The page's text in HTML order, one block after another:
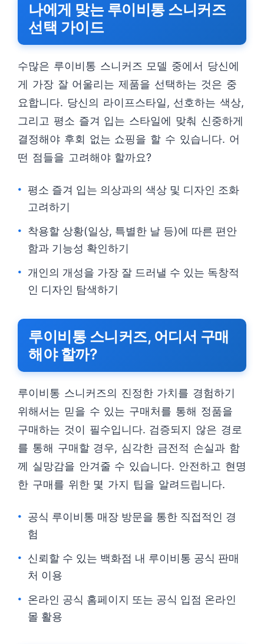
나에게 맞는 루이비통 스니커즈
선택 가이드
수많은 루이비통 스니커즈 모델 중에서 당신에
게 가장 잘 어울리는 제품을 선택하는 것은 중
요합니다. 당신의 라이프스타일, 선호하는 색상,
그리고 평소 즐겨 입는 스타일에 맞춰 신중하게
결정해야 후회 없는 쇼핑을 할 수 있습니다. 어
떤 점들을 고려해야 할까요?
평소 즐겨 입는 의상과의 색상 및 디자인 조화
고려하기
착용할 상황(일상, 특별한 날 등)에 따른 편안
함과 기능성 확인하기
개인의 개성을 가장 잘 드러낼 수 있는 독창적
인 디자인 탐색하기
루이비통 스니커즈, 어디서 구매
해야 할까?
루이비통 스니커즈의 진정한 가치를 경험하기
위해서는 믿을 수 있는 구매처를 통해 정품을
구매하는 것이 필수입니다. 검증되지 않은 경로
를 통해 구매할 경우, 심각한 금전적 손실과 함
께 실망감을 안겨줄 수 있습니다. 안전하고 현명
한 구매를 위한 몇 가지 팁을 알려드립니다.
공식 루이비통 매장 방문을 통한 직접적인 경
험
신뢰할 수 있는 백화점 내 루이비통 공식 판매
처 이용
온라인 공식 홈페이지 또는 공식 입점 온라인
몰 활용